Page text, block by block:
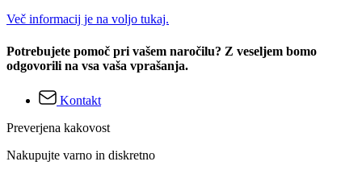
Več informacij je na voljo tukaj.
Potrebujete pomoč pri vašem naročilu? Z veseljem bomo
odgovorili na vsa vaša vprašanja.
Kontakt
Preverjena kakovost
Nakupujte varno in diskretno